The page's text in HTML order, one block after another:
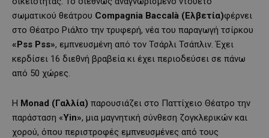
σωματικού θεάτρου Compagnia Baccalà (Ελβετία)φέρνει
στο Θέατρο Ριάλτο την τρυφερή, νέα του παραγωγή τσίρκου
«Pss Pss», εμπνευσμένη από τον Τσάρλι Τσάπλιν. Έχει
κερδίσει 16 διεθνή βραβεία κι έχει περιοδεύσει σε πάνω
από 50 χώρες.
Η Monad (Γαλλία) παρουσιάζει στο Παττίχειο Θέατρο την
παράσταση «Yin», μια μαγνητική σύνθεση ζογκλερικών και
χορού, όπου περιστροφές εμπνευσμένες από τους